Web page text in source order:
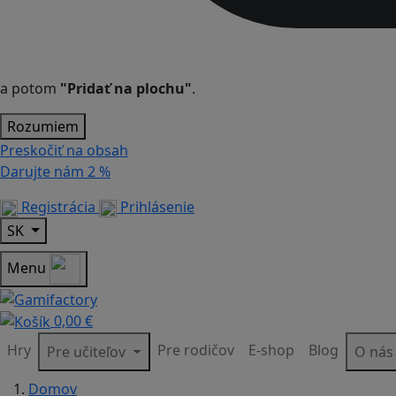
a potom "Pridať na plochu".
Rozumiem
Preskočiť na obsah
Darujte nám 2 %
Registrácia
Prihlásenie
SK
Menu
0,00 €
Hry
Pre učiteľov Pre rodičov E-shop Blog
O nás
Domov